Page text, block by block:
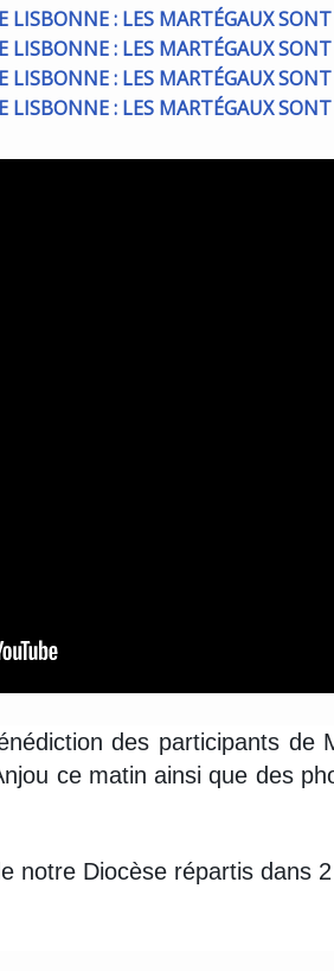
des participants de
ce matin ainsi que des
notre Diocèse répartis dans